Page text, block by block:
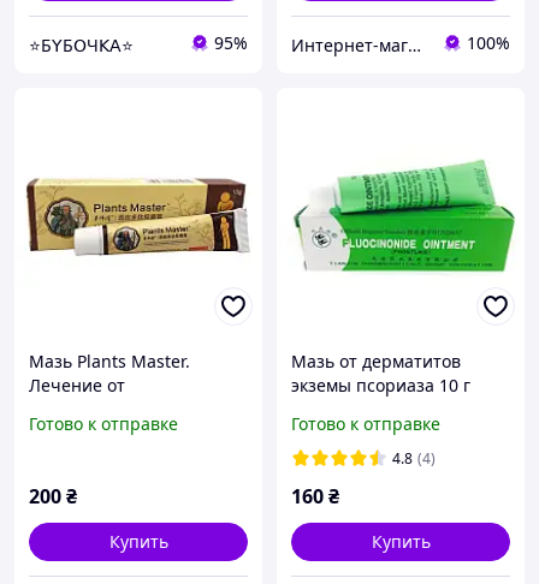
⭐Б𝖸Б𝖮Ч𝖪𝖠⭐ 95% Интернет-магазин SPA PRODUCTS+ 100%
Мазь Plants Master.
Лечение от
потницы, аллергии,
Готово к отправке
200₴
Купить
Мазь от дерматитов
экземы псориаза 10 г
H12020637
Готово к отправке
4.8 (4)
160₴
Купить